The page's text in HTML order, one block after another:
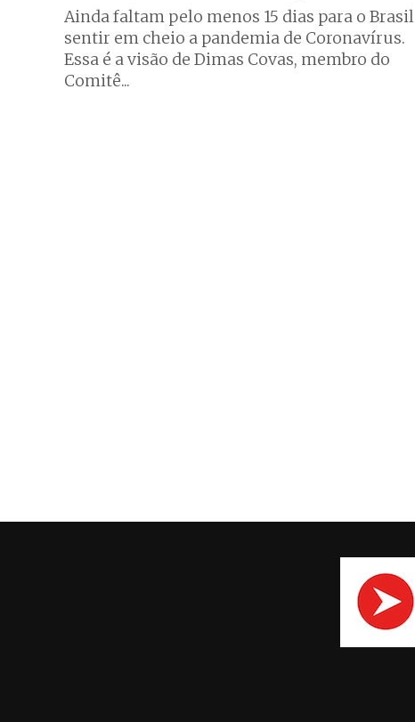
Ainda faltam pelo menos 15 dias para o Brasil
sentir em cheio a pandemia de Coronavírus.
Essa é a visão de Dimas Covas, membro do
Comitê...